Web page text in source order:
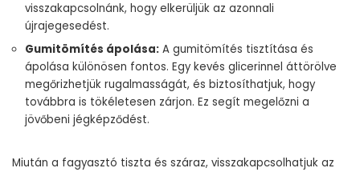
visszakapcsolnánk, hogy elkerüljük az azonnali
újrajegesedést.
Gumitömítés ápolása: A gumitömítés tisztítása és
ápolása különösen fontos. Egy kevés glicerinnel áttörölve
megőrizhetjük rugalmasságát, és biztosíthatjuk, hogy
továbbra is tökéletesen zárjon. Ez segít megelőzni a
jövőbeni jégképződést.
Miután a fagyasztó tiszta és száraz, visszakapcsolhatjuk az